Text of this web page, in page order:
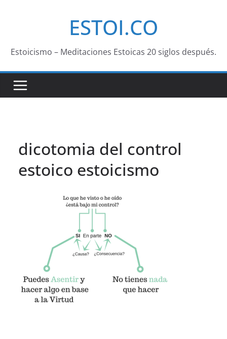
ESTOI.CO
Estoicismo – Meditaciones Estoicas 20 siglos después.
dicotomia del control
estoico estoicismo